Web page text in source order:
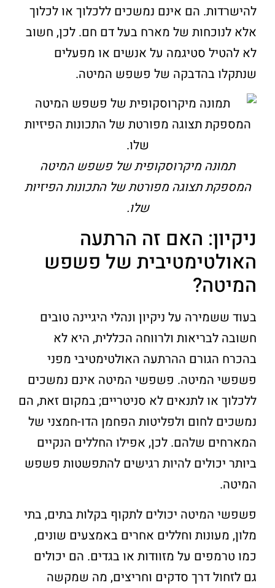
להישרדות. הם אינם נמשכים ללכלוך או לכלוך
אלא לנוכחות של מארח בעל דם חם. לכן, חשוב
לא להטיל סטיגמה על אנשים או מפעלים
שנתקלו בהדבקה של פשפש המיטה.
תמונה מיקרוסקופית של פשפש המיטה
המספקת תצוגה מפורטת של התכונות הפיזיות
שלו.
ניקיון: האם זה הרתעה
האולטימטיבית של פשפש
המיטה?
בעוד ששמירה על ניקיון ונהלי היגיינה טובים
חשובה לבריאות ולרווחה הכללית, היא לא
בהכרח הגורם ההרתעה האולטימטיבי מפני
פשפשי המיטה. פשפשי המיטה אינם נמשכים
ללכלוך או לתנאים לא סניטריים; במקום זאת, הם
נמשכים לחום ולפליטות הפחמן הדו-חמצני של
המארחים שלהם. לכן, אפילו החללים הנקיים
ביותר יכולים להיות רגישים להתפשטות פשפש
המיטה.
פשפשי המיטה יכולים לתקוף בקלות בתים, בתי
מלון, מעונות וחללים אחרים באמצעים שונים,
כמו טרמפים על מזוודות או בגדים. הם יכולים
גם לזחול דרך סדקים וחריצים, מה שמקשה